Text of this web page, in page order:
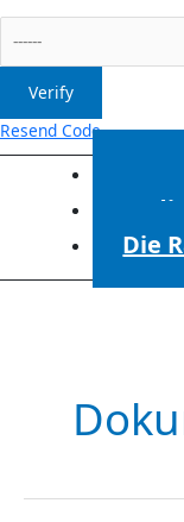
Verify
Resend Code
Die